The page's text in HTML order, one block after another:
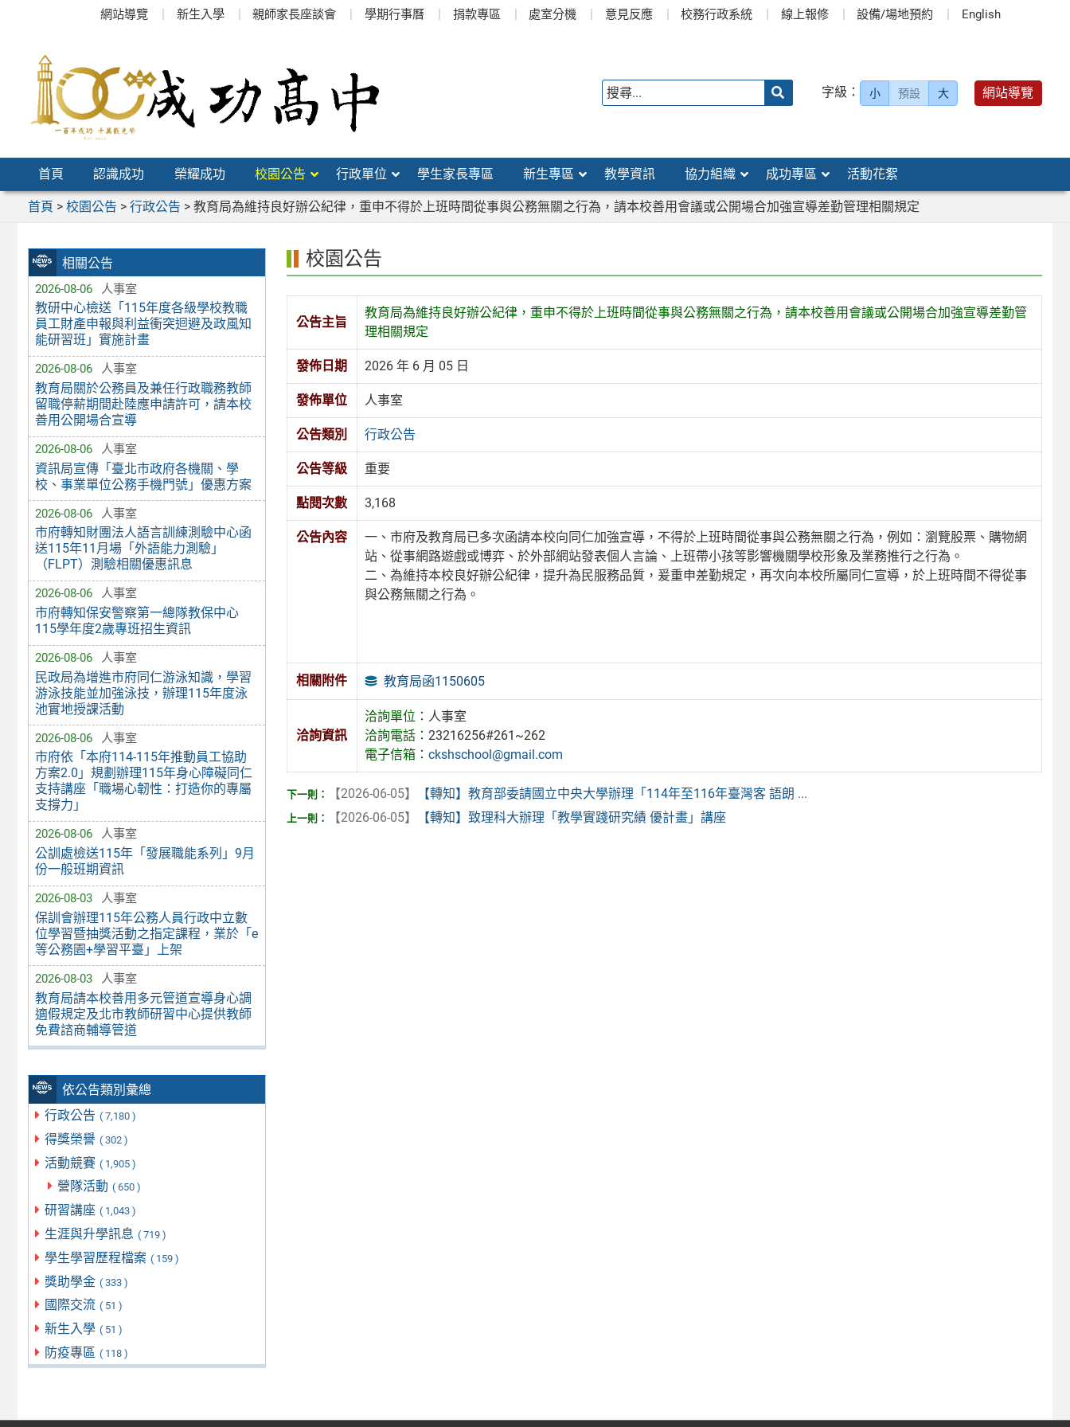
網站導覽 新生入學 親師家長座談會 學期行事曆 捐款專區 處室分機 意見反應 校務行政系統 線上報修 設備/場地預約 English
字級： 小 預設 大 網站導覽
首頁 認識成功 榮耀成功 校園公告 行政單位 學生家長專區 新生專區 教學資訊 協力組織 成功專區 活動花絮
首頁 > 校園公告 > 行政公告 > 教育局為維持良好辦公紀律，重申不得於上班時間從事與公務無關之行為，請本校善用會議或公開場合加強宣導差勤管理相關規定
相關公告
2026-08-06 人事室
教研中心檢送「115年度各級學校教職
員工財產申報與利益衝突迴避及政風知
能研習班」實施計畫
2026-08-06 人事室
教育局關於公務員及兼任行政職務教師
留職停薪期間赴陸應申請許可，請本校
善用公開場合宣導
2026-08-06 人事室
資訊局宣傳「臺北市政府各機關、學
校、事業單位公務手機門號」優惠方案
2026-08-06 人事室
市府轉知財團法人語言訓練測驗中心函
送115年11月場「外語能力測驗」
（FLPT）測驗相關優惠訊息
2026-08-06 人事室
市府轉知保安警察第一總隊教保中心
115學年度2歲專班招生資訊
2026-08-06 人事室
民政局為增進市府同仁游泳知識，學習
游泳技能並加強泳技，辦理115年度泳
池實地授課活動
2026-08-06 人事室
市府依「本府114-115年推動員工協助
方案2.0」規劃辦理115年身心障礙同仁
支持講座「職場心韌性：打造你的專屬
支撐力」
2026-08-06 人事室
公訓處檢送115年「發展職能系列」9月
份一般班期資訊
2026-08-03 人事室
保訓會辦理115年公務人員行政中立數
位學習暨抽獎活動之指定課程，業於「e
等公務園+學習平臺」上架
2026-08-03 人事室
教育局請本校善用多元管道宣導身心調
適假規定及北市教師研習中心提供教師
免費諮商輔導管道
依公告類別彙總
行政公告 ( 7,180 )
得獎榮譽 ( 302 )
活動競賽 ( 1,905 )
營隊活動 ( 650 )
研習講座 ( 1,043 )
生涯與升學訊息 ( 719 )
學生學習歷程檔案 ( 159 )
獎助學金 ( 333 )
國際交流 ( 51 )
新生入學 ( 51 )
防疫專區 ( 118 )
校園公告
公告主旨
教育局為維持良好辦公紀律，重申不得於上班時間從事與公務無關之行為，請本校善用會議或公開場合加強宣導差勤管
理相關規定
發佈日期 2026 年 6 月 05 日
發佈單位 人事室
公告類別 行政公告
公告等級 重要
點閱次數 3,168
公告內容
一、市府及教育局已多次函請本校向同仁加強宣導，不得於上班時間從事與公務無關之行為，例如：瀏覽股票、購物網
站、從事網路遊戲或博弈、於外部網站發表個人言論、上班帶小孩等影響機關學校形象及業務推行之行為。
二、為維持本校良好辦公紀律，提升為民服務品質，爰重申差勤規定，再次向本校所屬同仁宣導，於上班時間不得從事
與公務無關之行為。
相關附件 教育局函1150605
洽詢資訊
洽詢單位： 人事室
洽詢電話：23216256#261~262
電子信箱：ckshschool@gmail.com
【2026-06-05】
【轉知】教育部委請國立中央大學辦理「114年至116年臺灣客 語朗 ...
【2026-06-05】
【轉知】致理科大辦理「教學實踐研究績 優計畫」講座